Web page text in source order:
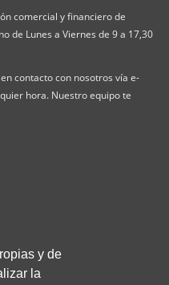
y de
la
comercial y financiero de
de Lunes a Viernes de 9 a 17,30
contacto con nosotros vía e-
hora. Nuestro equipo te
Pack iguala